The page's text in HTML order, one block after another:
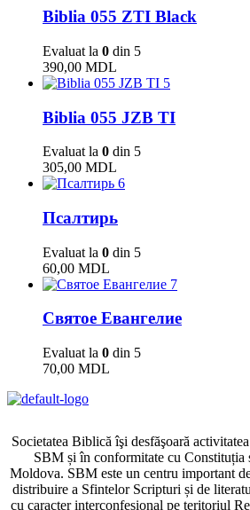
Biblia 055 ZTI Black
Evaluat la 0 din 5
390,00 MDL
5
Biblia 055 JZB TI
Evaluat la 0 din 5
305,00 MDL
6
Псалтирь
Evaluat la 0 din 5
60,00 MDL
7
Святое Евангелие
Evaluat la 0 din 5
70,00 MDL
Societatea Biblică îşi desfăşoară
SBM și în conformitate cu Constituția
Moldova. SBM este un centru important
distribuire a Sfintelor Scripturi și de
cu caracter interconfesional pe teritoriul